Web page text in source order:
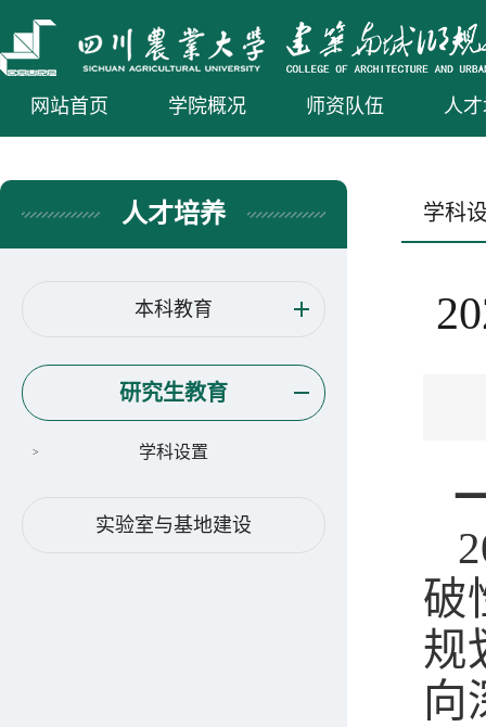
网站首页 学院概况 师资队伍 人
人才培养
本科教育
研究生教育
学科设置
实验室与基地建设
学科
破
规
向